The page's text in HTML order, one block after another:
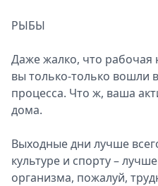
РЫБЫ
Даже жалко, что рабочая
вы только-только вошли
процесса. Что ж, ваша
дома.
Выходные дни лучше
культуре и спорту –
организма, пожалуй,